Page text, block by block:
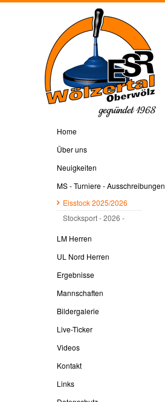
gegründet 1968
Home
Über uns
Neuigkeiten
MS - Turniere - Ausschreibungen
Eisstock 2025/2026
Stocksport - 2026 -
LM Herren
UL Nord Herren
Ergebnisse
Mannschaften
Bildergalerie
Live-Ticker
Videos
Kontakt
Links